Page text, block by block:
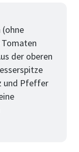
(ohne
Tomaten
der oberen
und Pfeffer